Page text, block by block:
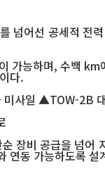
넘어선 공세적
가능하며, 수백
다.
미사일 ▲TOW-2B
장비 공급을 넘
연동 가능하도록 설